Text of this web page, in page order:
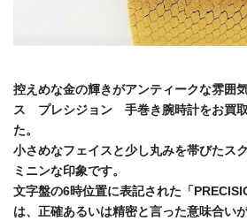
控えめな金の輝きがアンティークな雰囲
ス プレシジョン 手巻き腕時計をお買
た。
小さめなフェイスと少し丸みを帯びたス
ミニンな印象です。
文字盤の6時位置に表記された「
は、正確あるいは精密と言った意味合いが